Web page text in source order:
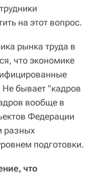
на этот вопрос.
рынка труда в
что экономике
Не бывает "кадров
вообще в
Федерации
разных
подготовки.
что